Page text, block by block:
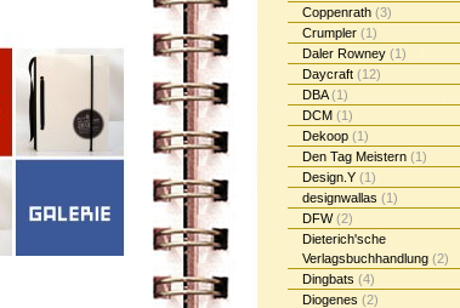
Coppenrath (3)
Crumpler (1)
Daler Rowney (1)
Daycraft (12)
DBA(1)
DCM (1)
Dekoop (1)
Den Tag Meistern (1)
Design.Y (1)
designwallas (1)
DFW(2)
Dieterich'sche
Verlagsbuchhandlung (2)
Dingbats (4)
Diogenes (2)